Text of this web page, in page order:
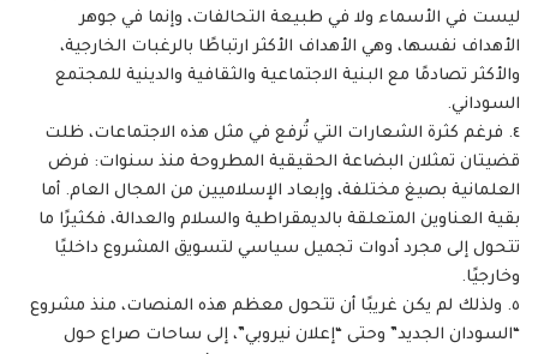
ليست في الأسماء ولا في طبيعة التحالفات، وإنما في جوهر
الأهداف نفسها، وهي الأهداف الأكثر ارتباطًا بالرغبات الخارجية،
والأكثر تصادمًا مع البنية الاجتماعية والثقافية والدينية للمجتمع
السوداني.
٤. فرغم كثرة الشعارات التي تُرفع في مثل هذه الاجتماعات، ظلت
قضيتان تمثلان البضاعة الحقيقية المطروحة منذ سنوات: فرض
العلمانية بصيغ مختلفة، وإبعاد الإسلاميين من المجال العام. أما
بقية العناوين المتعلقة بالديمقراطية والسلام والعدالة، فكثيرًا ما
تتحول إلى مجرد أدوات تجميل سياسي لتسويق المشروع داخليًا
وخارجيًا.
٥. ولذلك لم يكن غريبًا أن تتحول معظم هذه المنصات، منذ مشروع
“السودان الجديد” وحتى “إعلان نيروبي”، إلى ساحات صراع حول